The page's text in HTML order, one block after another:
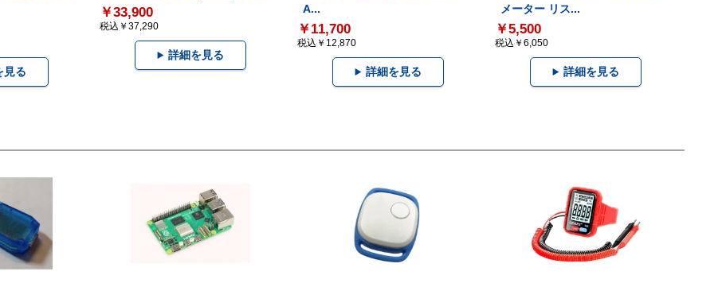
見る
￥33,900
税込￥37,290
詳細を見る
A...
￥11,700
税込￥12,870
詳細を見る
メーター リス...
￥5,500
税込￥6,050
詳細を見る